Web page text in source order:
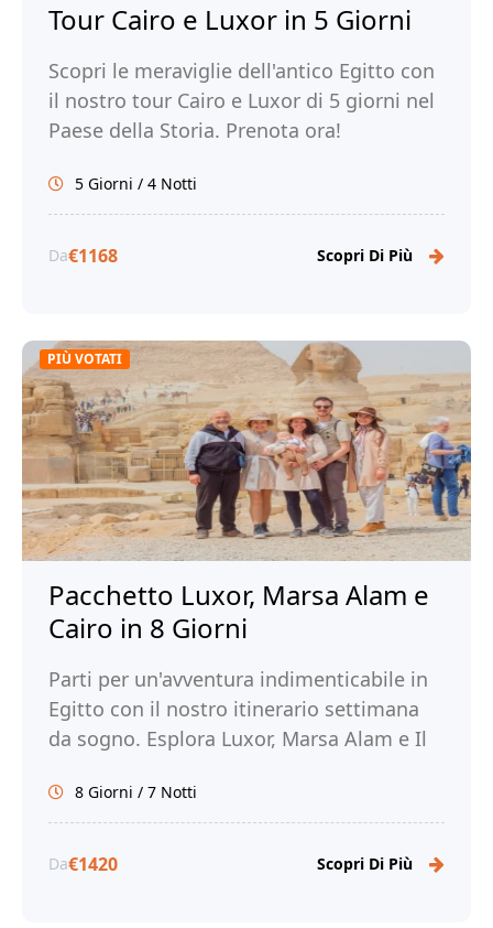
Tour Cairo e Luxor in 5 Giorni
Scopri le meraviglie dell'antico Egitto con
il nostro tour Cairo e Luxor di 5 giorni nel
Paese della Storia. Prenota ora!
5 Giorni / 4 Notti
Da€1168 Scopri Di Più
PIÙ VOTATI
Pacchetto Luxor, Marsa Alam e
Cairo in 8 Giorni
Parti per un'avventura indimenticabile in
Egitto con il nostro itinerario settimana
da sogno. Esplora Luxor, Marsa Alam e Il
8 Giorni / 7 Notti
Da€1420 Scopri Di Più